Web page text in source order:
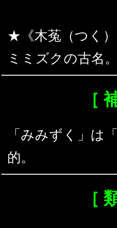
★《木菟（つく）
ミミズクの古名。
［
「みみずく」は
的。
［